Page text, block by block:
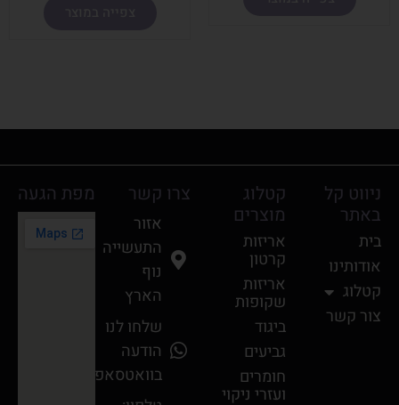
ניווט קל
באתר
בית
אודותינו
קטלוג
צור קשר
קטלוג
מוצרים
אריזות
קרטון
אריזות
שקופות
ביגוד
גביעים
חומרים
ועזרי ניקוי
צרו קשר
אזור
התעשייה
נוף
הארץ
שלחו לנו
הודעה
בוואטסאפ
מפת הגעה